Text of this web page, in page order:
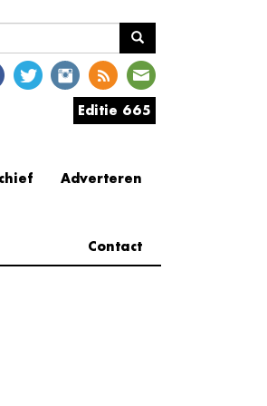
Editie 665
Adverteren
Contact